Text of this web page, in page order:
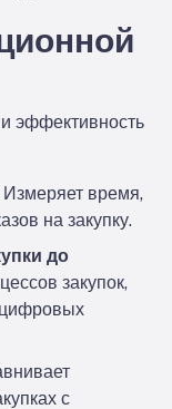
эффективность
Измеряет время,
на закупку.
до
закупок,
с